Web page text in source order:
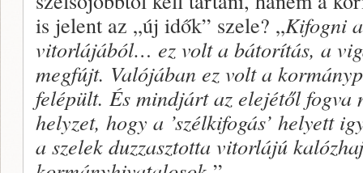
is jelent az „új idők” szele? „Kifogni
vitorlájából… ez volt a bátorítás, a
megfújt. Valójában ez volt a
felépült. És mindjárt az elejétől fogva
helyzet, hogy a ’szélkifogás’ helyett
a szelek duzzasztotta vitorlájú